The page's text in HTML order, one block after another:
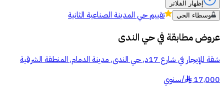
إظهار الفلاتر
وسطاء الحي
تقييمحي المدينة الصناعية الثانية
عروض مطابقة فيحي الندى
شقة للإيجار في شارع 17د, حي الندى, مدينة الدمام, المنطقة الشرقية
17,000
§
/سنوي